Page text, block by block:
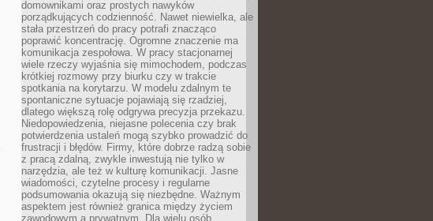
domownikami oraz prostych nawyków
porządkujących codzienność. Nawet niewielka, ale
stała przestrzeń do pracy potrafi znacząco
poprawić koncentrację. Ogromne znaczenie ma
komunikacja zespołowa. W pracy stacjonarnej
wiele rzeczy wyjaśnia się mimochodem, podczas
krótkiej rozmowy przy biurku czy w trakcie
spotkania na korytarzu. W modelu zdalnym te
spontaniczne sytuacje pojawiają się rzadziej,
dlatego większą rolę odgrywa precyzja przekazu.
Niedopowiedzenia, niejasne polecenia czy brak
potwierdzenia ustaleń mogą szybko prowadzić do
frustracji i błędów. Firmy, które dobrze radzą sobie
z pracą zdalną, zwykle inwestują nie tylko w
narzędzia, ale też w kulturę komunikacji. Jasne
wiadomości, czytelne procesy i regularne
podsumowania okazują się niezbędne. Ważnym
aspektem jest również granica między życiem
zawodowym a prywatnym. Dla wielu osób